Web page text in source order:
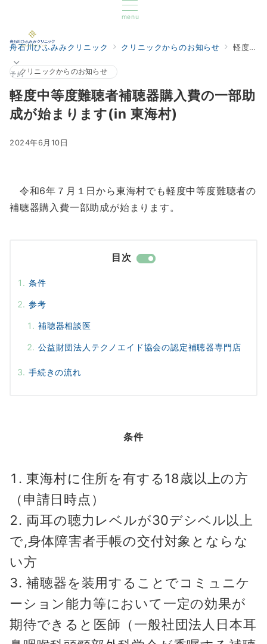
menu
予約
舟石川ひふみみクリニック クリニックからのお知らせ 軽度中等度難聴者補聴器購入費の一部助成が始まります(in 東海村)
クリニックからのお知らせ
軽度中等度難聴者補聴器購入費の一部助
成が始まります(in 東海村)
2024年6月10日
令和6年７月１日から東海村でも軽度中等度難聴者の
補聴器購入費一部助成が始まります。
目次
条件
参考
補聴器相談医
公益財団法人テクノエイド協会の認定補聴器専門店
手続きの流れ
条件
東海村に住所を有する18歳以上の方
（申請日時点）
両耳の聴力レベルが30デシベル以上
で,身体障害者手帳の交付対象とならな
い方
補聴器を装用することでコミュニケ
ーション能力等において一定の効果が
期待できると医師（一般社団法人日本耳